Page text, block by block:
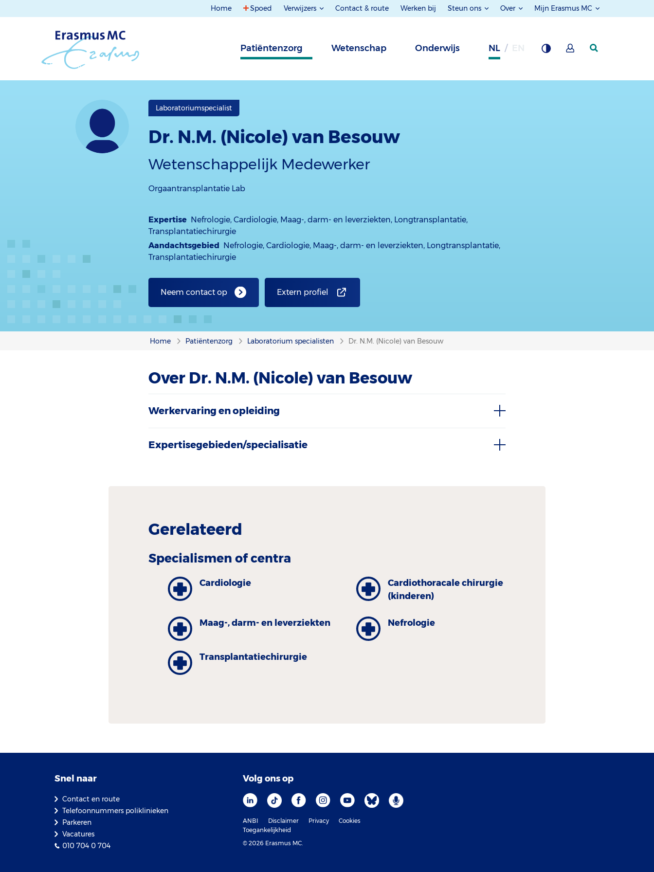
Home Spoed Verwijzers Contact & route Werken bij Steun ons Over Mijn Erasmus MC
Patiëntenzorg Wetenschap Onderwijs NL
Laboratoriumspecialist
Dr. N.M. (Nicole) van Besouw
Wetenschappelijk Medewerker
Orgaantransplantatie Lab
Expertise Nefrologie, Cardiologie, Maag-, darm- en leverziekten, Longtransplantatie,
Transplantatiechirurgie
Aandachtsgebied Nefrologie, Cardiologie, Maag-, darm- en leverziekten, Longtransplantatie,
Transplantatiechirurgie
Neem contact op Extern profiel
Home Patiëntenzorg Laboratorium specialisten Dr. N.M. (Nicole) van Besouw
Over Dr. N.M. (Nicole) van Besouw
Werkervaring en opleiding
Expertisegebieden/specialisatie
Gerelateerd
Specialismen of centra
Cardiologie
Cardiothoracale chirurgie
(kinderen)
Maag-, darm- en leverziekten Nefrologie
Transplantatiechirurgie
Snel naar
Contact en route
Telefoonnummers poliklinieken
Parkeren
Vacatures
010 704 0 704
Volg ons op
ANBI Disclaimer Privacy
Cookies
Toegankelijkheid
© 2026 Erasmus MC.